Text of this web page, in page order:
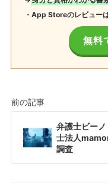
・App Storeのレビュー
無料
弁護士ビー
士法人
調査